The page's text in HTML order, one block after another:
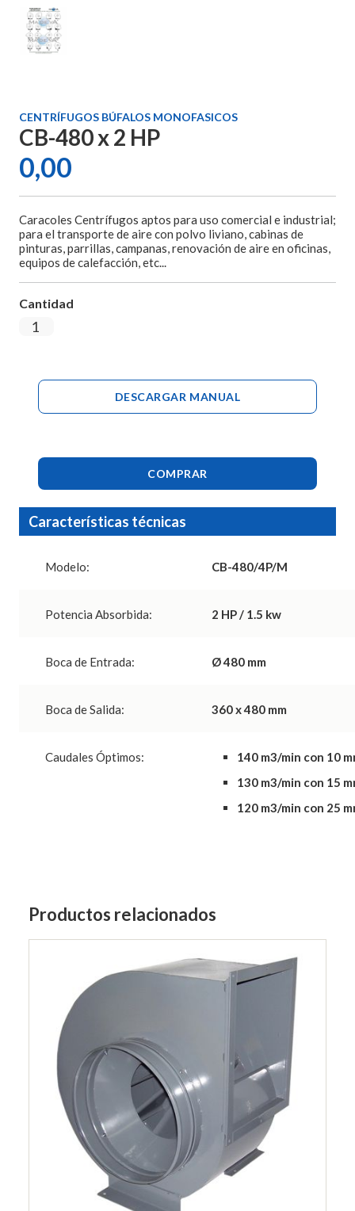
CENTRÍFUGOS BÚFALOS MONOFASICOS
CB-480 x 2 HP
0,00
Caracoles Centrífugos aptos para uso comercial e industrial;
para el transporte de aire con polvo liviano, cabinas de
pinturas, parrillas, campanas, renovación de aire en oficinas,
equipos de calefacción, etc...
Cantidad
DESCARGAR MANUAL
COMPRAR
Características técnicas
Modelo: CB-480/4P/M
Potencia Absorbida: 2 HP / 1.5 kw
Boca de Entrada: Ø 480 mm
Boca de Salida: 360 x 480 mm
Caudales Óptimos:
140 m3/min con 10
130 m3/min con 15
120 m3/min con 25
Productos relacionados